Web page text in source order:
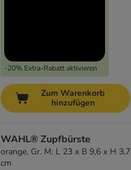
-20% Extra-Rabatt aktivieren
Zum Warenkorb
hinzufügen
WAHL® Zupfbürste
orange, Gr. M: L 23 x B 9,6 x H 3,7
cm